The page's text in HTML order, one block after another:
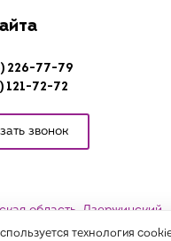
226-77-79
121-72-72
звонок
область, Дзержинский,
проезд, 15 (офис)
технология